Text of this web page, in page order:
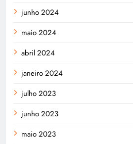
junho 2024
maio 2024
abril 2024
janeiro 2024
julho 2023
junho 2023
maio 2023